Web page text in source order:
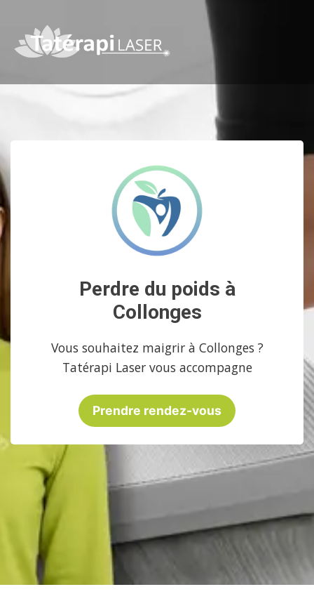
Perdre du poids à
Collonges
Vous souhaitez maigrir à Collonges ?
Tatérapi Laser vous accompagne
Prendre rendez-vous